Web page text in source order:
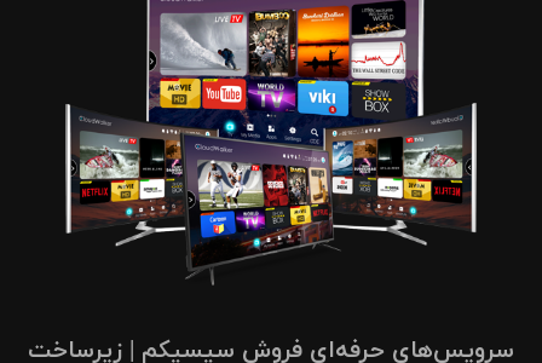
سرویس‌های حرفه‌ای فروش سیسیکم | زیرساخت